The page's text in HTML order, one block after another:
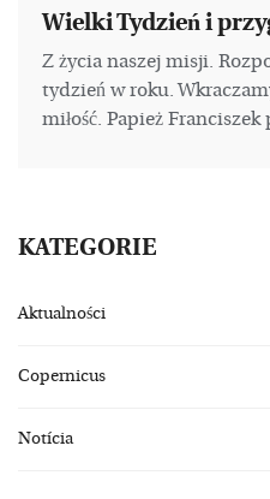
Wielki Tydzień i
Z życia naszej misji.
tydzień w roku.
miłość. Papież
KATEGORIE
Aktualności
Copernicus
Notícia